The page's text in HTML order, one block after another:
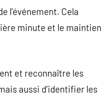
l’événement. Cela
minute et le maintien
et reconnaître les
aussi d’identifier les